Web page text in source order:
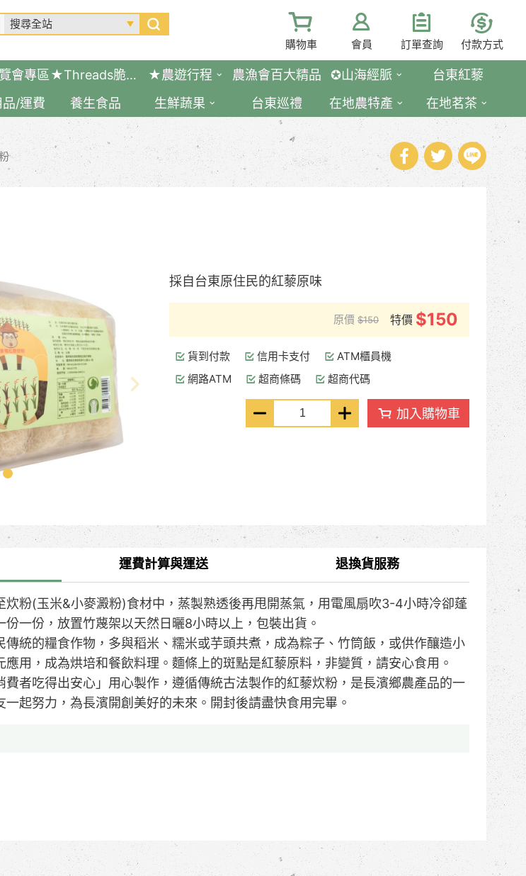
購物車 會員 訂單查詢 付款方式
會專區 ★Threads脆友推薦好物 ★農遊行程 農漁會百大精品 ✪山海經脈
台東紅藜
/運費 養生食品 生鮮蔬果 台東巡禮 在地農特產 在地茗茶
採自台東原住民的紅藜原味
原價 $150 特價 $150
貨到付款 信用卡支付
ATM櫃員機
網路ATM
超商條碼 超商代碼
加入購物車
炊粉(玉米&小麥澱粉)食材中，蒸製熟透後再甩開蒸氣，用電風扇吹3-4小時冷卻蓬
份一份，放置竹蔑架以天然日曬8小時以上，包裝出貨。
傳統的糧食作物，多與稻米、糯米或芋頭共煮，成為粽子、竹筒飯，或供作釀造小
應用，成為烘培和餐飲料理。麵條上的斑點是紅藜原料，非變質，請安心食用。
費者吃得出安心」用心製作，遵循傳統古法製作的紅藜炊粉，是長濱鄉農產品的一
一起努力，為長濱開創美好的未來。開封後請盡快食用完畢。
運費計算與運送 退換貨服務